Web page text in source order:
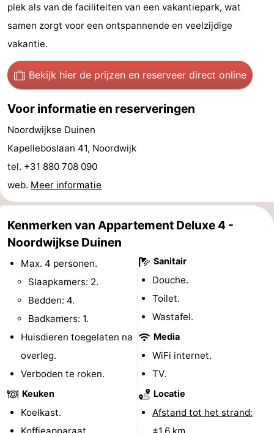
Nieuws
Medische
adressen
Regio
Natuur
Duinen
-
aan
Zee
Bergen
-
Alkmaar
-
Egmond
Zee
-
Noordhollands
duinreservaat
Wijk
aan
Zee
Natuur
Zuid-
Kennermerland
Amsterdam
-
Haarlem
-
Zandvoort
Zuid-
plek als van de faciliteiten van een vakantiepark, wat
samen zorgt voor een ontspannende en veelzijdige
vakantie.
Bekijk hier de prijzen en reserveer direct online
Voor informatie en reserveringen
Noordwijkse Duinen
Kapelleboslaan 41, Noordwijk
tel. +31 880 708 090
web. Meer informatie
Kenmerken van Appartement Deluxe 4 -
Noordwijkse Duinen
Max. 4 personen.
Slaapkamers: 2.
Bedden: 4.
Badkamers: 1.
Huisdieren toegelaten na
overleg.
Verboden te roken.
Keuken
Koelkast.
Sanitair
Douche.
Toilet.
Wastafel.
Media
WiFi internet.
TV.
Locatie
Afstand tot het strand: